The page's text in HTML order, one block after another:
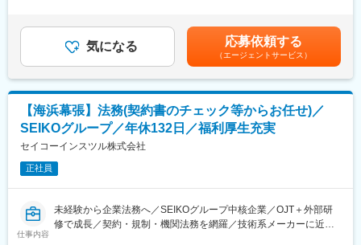
◇事業承継・組織再編…株価算定・事業承継対策の立案及び実行
支援・組織再編税制・事業承継顧問（セカンドオピニオン）・HD
カンパニーの活用支援・M&A実行支援・DD（デューデリジェン
■採用背景：
2025年7月、新たに千葉支店を立ち上げいたしました。新設の部
署ということで、一緒に事務所を作っていっていただける方を募
集します。
■当社の魅力：
◇2024年働きがい認定企業ベスト100選出、離職率も5％以下と働
きやすい環境です。
◇自分の考えを素直に言いやすい、ベンチャーマインド溢れる社
風です。
支給（6月）賃金はあくまでも目安の金額であり、選考を通じて上
下する可能性があります。月給(月額)は固定手当を含めた表記で
す。
気になる 応募依頼する
（エージェントサービス）
【海浜幕張】法務(契約書のチェック等からお任せ)／
SEIKOグループ／年休132日／福利厚生充実
セイコーインスツル株式会社
正社員
仕事内容
未経験から企業法務へ／SEIKOグループ中核企業／OJT＋外部研
修で成長／契約・規制・機関法務を網羅／技術系メーカーに近い